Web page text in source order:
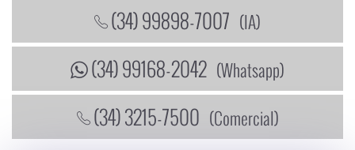
(34) 99898-7007 (IA)
(34) 99168-2042 (Whatsapp)
(34) 3215-7500 (Comercial)